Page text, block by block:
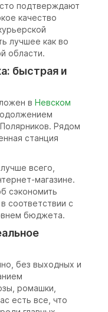
подтверждают
качество
лучшее как во
области.
быстрая и
в Невском
Рядом
станция
всего,
магазине.
сэкономить
соответствии с
бюджета.
без выходных и
ромашки,
есть все, что